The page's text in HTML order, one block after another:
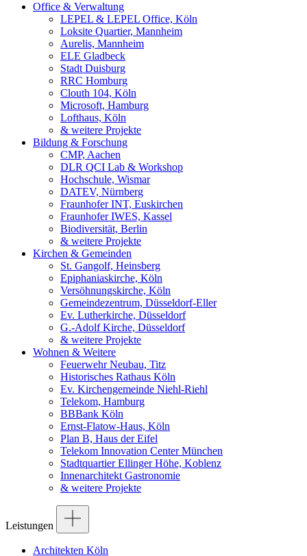
Office & Verwaltung
LEPEL & LEPEL Office, Köln
Loksite Quartier, Mannheim
Aurelis, Mannheim
ELE Gladbeck
Stadt Duisburg
RRC Homburg
Clouth 104, Köln
Microsoft, Hamburg
Lofthaus, Köln
& weitere Projekte
Bildung & Forschung
CMP, Aachen
DLR QCI Lab & Workshop
Hochschule, Wismar
DATEV, Nürnberg
Fraunhofer INT, Euskirchen
Fraunhofer IWES, Kassel
Biodiversität, Berlin
& weitere Projekte
Kirchen & Gemeinden
St. Gangolf, Heinsberg
Epiphaniaskirche, Köln
Versöhnungskirche, Köln
Gemeindezentrum, Düsseldorf-Eller
Ev. Lutherkirche, Düsseldorf
G.-Adolf Kirche, Düsseldorf
& weitere Projekte
Wohnen & Weitere
Feuerwehr Neubau, Titz
Historisches Rathaus Köln
Ev. Kirchengemeinde Niehl-Riehl
Telekom, Hamburg
BBBank Köln
Ernst-Flatow-Haus, Köln
Plan B, Haus der Eifel
Telekom Innovation Center München
Stadtquartier Ellinger Höhe, Koblenz
Innenarchitekt Gastronomie
& weitere Projekte
Leistungen
Architekten Köln